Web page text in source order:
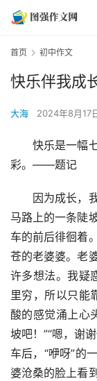
首页 初中作文
快乐伴我成
大海 2024年8月17
快乐是一幅七
彩。——题记
因为成长，我
马路上的一条陡
车的前后徘徊着
苍的老婆婆。老
许多想法。我疑
里穷，所以只能
酸的感觉涌上心
坡吧！”“嗯，谢
车后，“咿呀”的
婆沧桑的脸上看